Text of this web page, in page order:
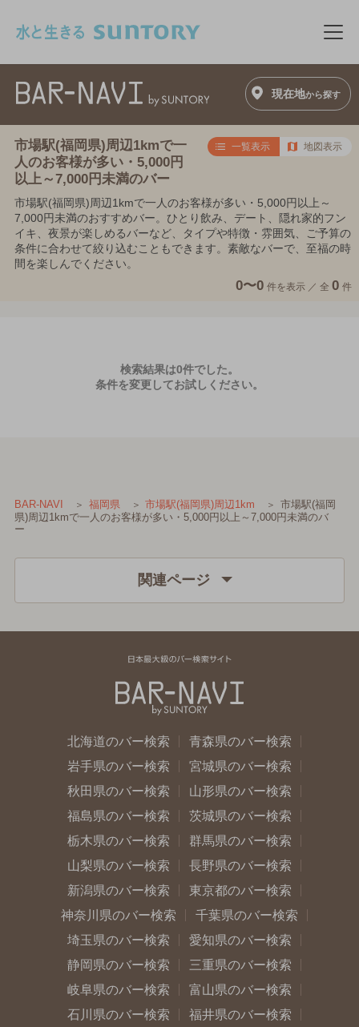
メ
現在地から探す
市場駅(福岡県)周辺1kmで一
人のお客様が多い・5,000円
以上～7,000円未満のバー
一覧表示 地図表示
市場駅(福岡県)周辺1kmで一人のお客様が多い・5,000円以上～
7,000円未満のおすすめバー。ひとり飲み、デート、隠れ家的フン
イキ、夜景が楽しめるバーなど、タイプや特徴・雰囲気、ご予算の
条件に合わせて絞り込むこともできます。素敵なバーで、至福の時
間を楽しんでください。
0〜0 件を表示 ／ 全 0 件
検索結果は0件でした。
条件を変更してお試しください。
BAR-NAVI 福岡県 市場駅(福岡県)周辺1km
市場駅(福岡
県)周辺1kmで一人のお客様が多い・5,000円以上～7,000円未満のバ
ー
関連ページ
北海道のバー検索
青森県のバー検索
岩手県のバー検索
宮城県のバー検索
秋田県のバー検索
山形県のバー検索
福島県のバー検索
茨城県のバー検索
栃木県のバー検索
群馬県のバー検索
山梨県のバー検索
長野県のバー検索
新潟県のバー検索
東京都のバー検索
神奈川県のバー検索
千葉県のバー検索
埼玉県のバー検索
愛知県のバー検索
静岡県のバー検索
三重県のバー検索
岐阜県のバー検索
富山県のバー検索
石川県のバー検索
福井県のバー検索